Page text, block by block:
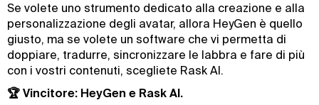
Se volete uno strumento dedicato alla creazione e alla
personalizzazione degli avatar, allora HeyGen è quello
giusto, ma se volete un software che vi permetta di
doppiare, tradurre, sincronizzare le labbra e fare di più
con i vostri contenuti, scegliete Rask AI.
🏆 Vincitore: HeyGen e Rask AI.